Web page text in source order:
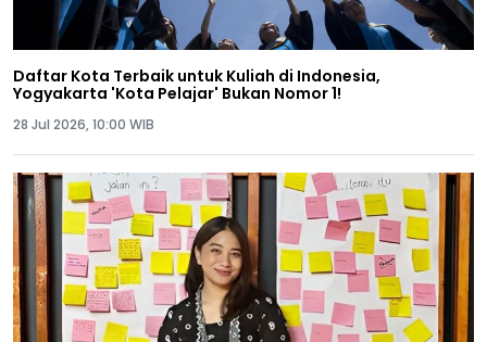
Daftar Kota Terbaik untuk Kuliah di Indonesia,
Yogyakarta 'Kota Pelajar' Bukan Nomor 1!
28 Jul 2026, 10:00 WIB